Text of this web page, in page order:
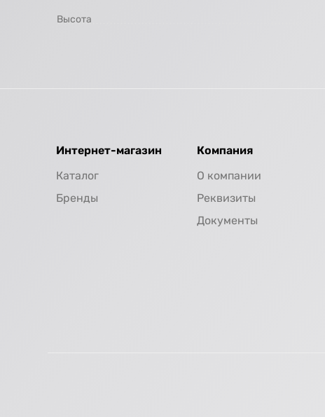
Высота
Интернет-магазин
Каталог
Бренды
Компания
О компании
Реквизиты
Документы